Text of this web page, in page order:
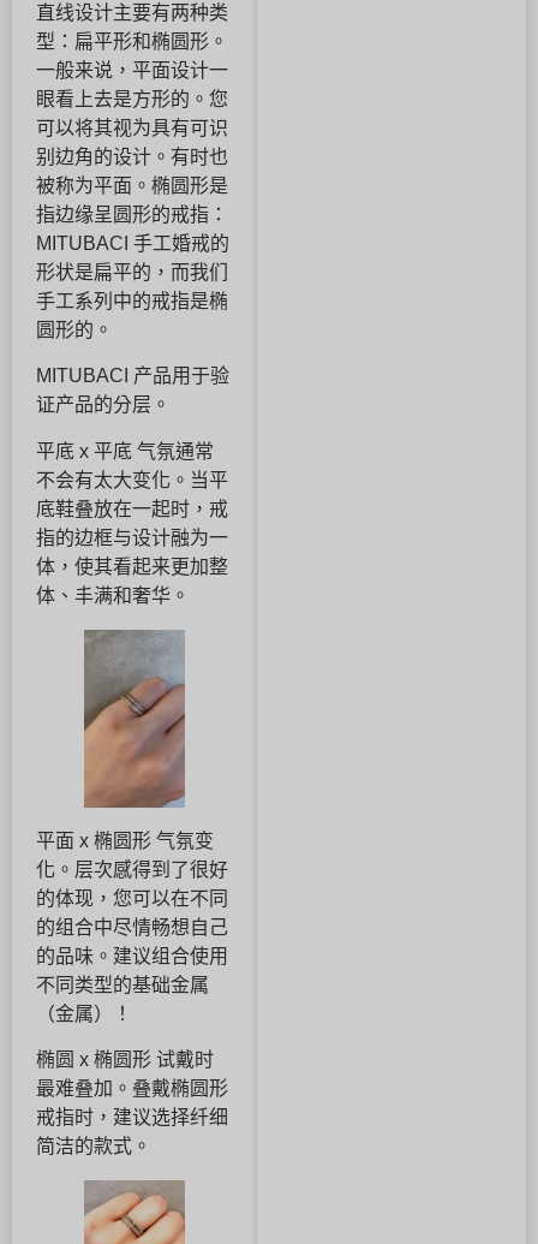
直线设计主要有两种类
型：扁平形和椭圆形。
一般来说，平面设计一
眼看上去是方形的。您
可以将其视为具有可识
别边角的设计。有时也
被称为平面。椭圆形是
指边缘呈圆形的戒指：
MITUBACI 手工婚戒的
形状是扁平的，而我们
手工系列中的戒指是椭
圆形的。
MITUBACI 产品用于验
证产品的分层。
平底 x 平底 气氛通常
不会有太大变化。当平
底鞋叠放在一起时，戒
指的边框与设计融为一
体，使其看起来更加整
体、丰满和奢华。
平面 x 椭圆形 气氛变
化。层次感得到了很好
的体现，您可以在不同
的组合中尽情畅想自己
的品味。建议组合使用
不同类型的基础金属
（金属）！
椭圆 x 椭圆形 试戴时
最难叠加。叠戴椭圆形
戒指时，建议选择纤细
简洁的款式。